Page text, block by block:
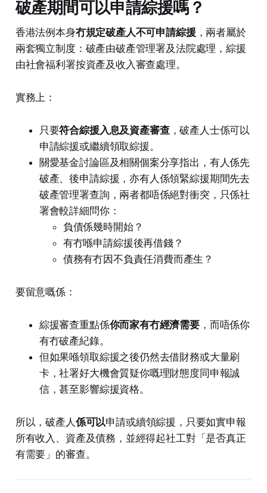
破產期間可以申請綜援嗎？
香港法例本身冇規定破產人不可申請綜援，兩者屬於
兩套獨立制度：破產由破產管理署及法院處理，綜援
由社會福利署按資產及收入審查處理。
實務上：
只要符合綜援入息及資產審查，破產人士係可以
申請綜援或繼續領取綜援。
關愛基金討論區及相關個案分享指出，有人係先
破產、後申請綜援，亦有人係領緊綜援期間先去
破產管理署查詢，兩者都唔係絕對衝突，只係社
署會較詳細問你：
負債係幾時開始？
有冇喺申請綜援後再借錢？
債務有冇因不負責任消費而產生？
要留意嘅係：
綜援審查重點係你而家有冇經濟需要 ，而唔係你
有冇破產紀錄。
但如果喺領取綜援之後仍然去借財務或大量刷
卡，社署好大機會質疑你嘅理財態度同申報誠
信，甚至影響綜援資格。
所以，破產人係可以申請或續領綜援，只要如實申報
所有收入、資產及債務，並經得起社工對「是否真正
有需要」的審查。